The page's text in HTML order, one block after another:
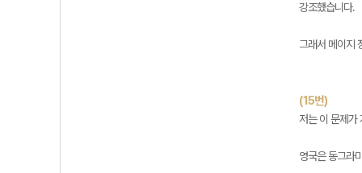
강조했습니다.
그래서 메이지
(15번)
저는 이 문제가
영국은 동그라